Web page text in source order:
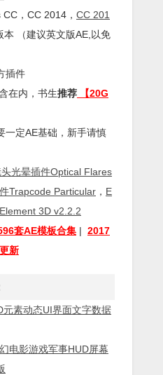
CC ，CC 2014， CC 201
本 （建议英文版AE,以免
插件
在内，书生推荐 【20G
一定AE基础，新手请慎
光晕插件Optical Flares
Trapcode Particular ， E
3D v2.2.2
套AE模板合集 | 2017
新
素动态UI界面文字数据
电影游戏军事HUD屏幕